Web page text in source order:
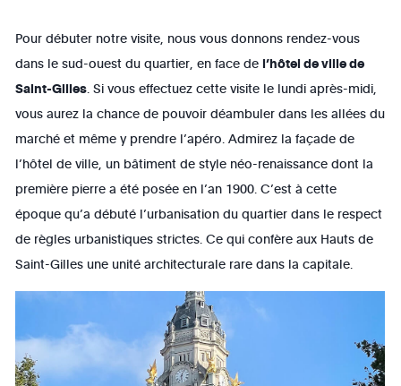
Pour débuter notre visite, nous vous donnons rendez-vous
dans le sud-ouest du quartier, en face de l’hôtel de ville de
Saint-Gilles. Si vous effectuez cette visite le lundi après-midi,
vous aurez la chance de pouvoir déambuler dans les allées du
marché et même y prendre l’apéro. Admirez la façade de
l’hôtel de ville, un bâtiment de style néo-renaissance dont la
première pierre a été posée en l’an 1900. C’est à cette
époque qu’a débuté l’urbanisation du quartier dans le respect
de règles urbanistiques strictes. Ce qui confère aux Hauts de
Saint-Gilles une unité architecturale rare dans la capitale.